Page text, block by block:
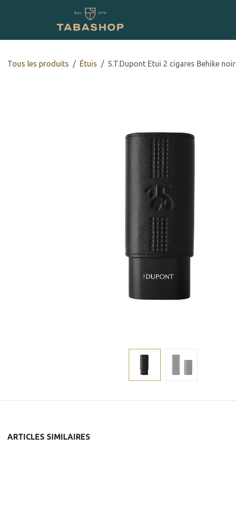
Tous les produits ​Étuis S.T.Dupont Etui 2 cigares Behike noir
ARTICLES SIMILAIRES